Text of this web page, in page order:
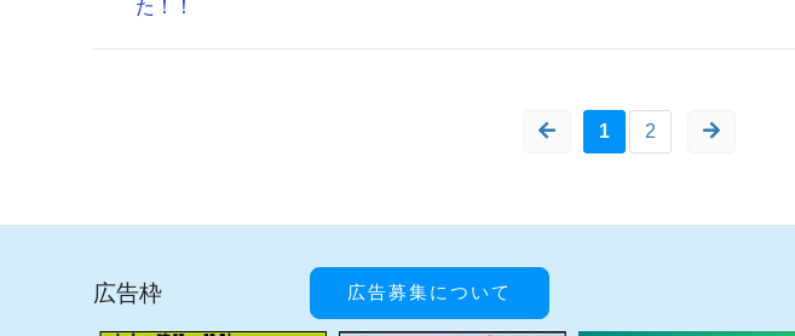
た！！
1 2
広告枠 広告募集について